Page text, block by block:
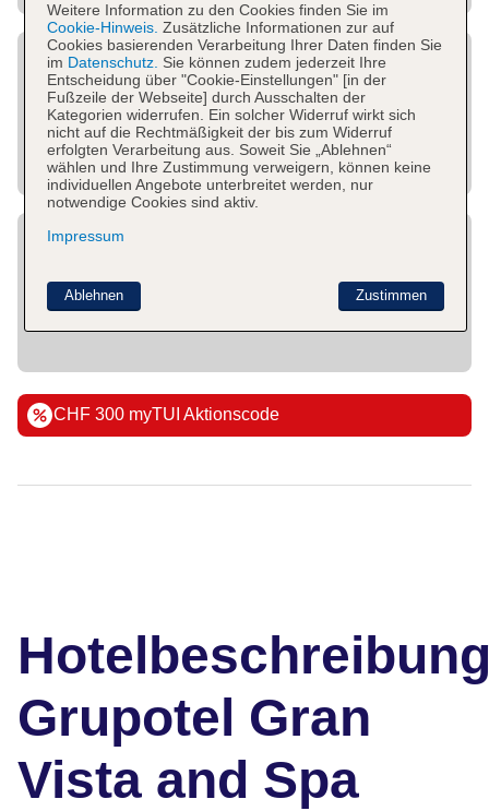
CHF 300 myTUI Aktionscode
Grupotel Gran
Vista and Spa
Weitere Information zu den Cookies finden Sie im
Cookie-Hinweis. Zusätzliche Informationen zur auf
Cookies basierenden Verarbeitung Ihrer Daten finden Sie
im Datenschutz. Sie können zudem jederzeit Ihre
Entscheidung über "Cookie-Einstellungen" [in der
Fußzeile der Webseite] durch Ausschalten der
Kategorien widerrufen. Ein solcher Widerruf wirkt sich
nicht auf die Rechtmäßigkeit der bis zum Widerruf
erfolgten Verarbeitung aus. Soweit Sie „Ablehnen“
wählen und Ihre Zustimmung verweigern, können keine
individuellen Angebote unterbreitet werden, nur
notwendige Cookies sind aktiv.
Impressum
Zustimmen
Ablehnen